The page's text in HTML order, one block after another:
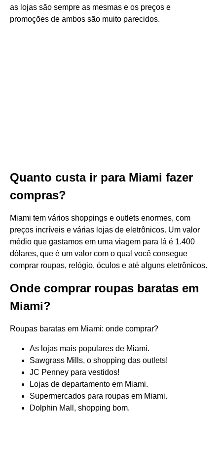
as lojas são sempre as mesmas e os preços e
promoções de ambos são muito parecidos.
Quanto custa ir para Miami fazer
compras?
Miami tem vários shoppings e outlets enormes, com
preços incríveis e várias lojas de eletrônicos. Um valor
médio que gastamos em uma viagem para lá é 1.400
dólares, que é um valor com o qual você consegue
comprar roupas, relógio, óculos e até alguns eletrônicos.
Onde comprar roupas baratas em
Miami?
Roupas baratas em Miami: onde comprar?
As lojas mais populares de Miami.
Sawgrass Mills, o shopping das outlets!
JC Penney para vestidos!
Lojas de departamento em Miami.
Supermercados para roupas em Miami.
Dolphin Mall, shopping bom.